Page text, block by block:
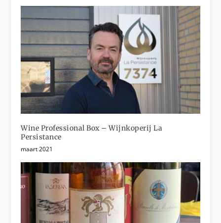
Wine Professional Box – Wijnkoperij La
Persistance
maart 2021